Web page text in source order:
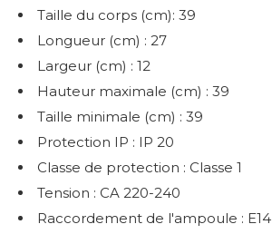
Taille du corps (cm): 39
Longueur (cm) : 27
Largeur (cm) : 12
Hauteur maximale (cm) : 39
Taille minimale (cm) : 39
Protection IP : IP 20
Classe de protection : Classe 1
Tension : CA 220-240
Raccordement de l'ampoule : E14